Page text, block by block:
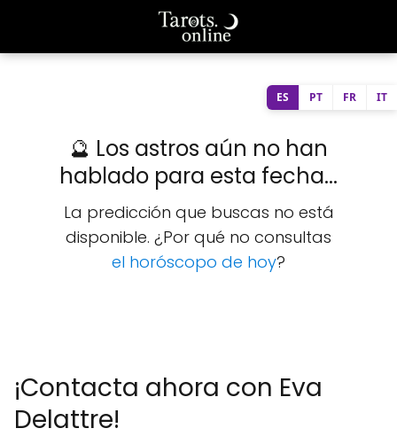
🔮 Los astros aún no han
hablado para esta fecha...
La predicción que buscas no está
disponible. ¿Por qué no consultas
el horóscopo de hoy?
¡Contacta ahora con Eva
Delattre!
ES PT FR IT